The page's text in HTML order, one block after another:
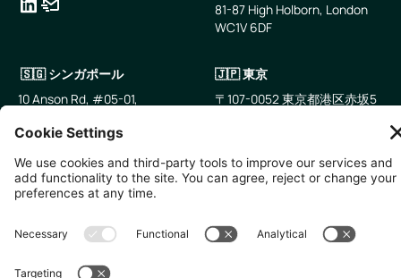
81-87 High Holborn, London
WC1V 6DF
🇸🇬 シンガポール
10 Anson Rd, #05-01,
079903
🇯🇵 東京
〒107-0052 東京都港区赤坂5
プライバシーポリシークッキーの設定